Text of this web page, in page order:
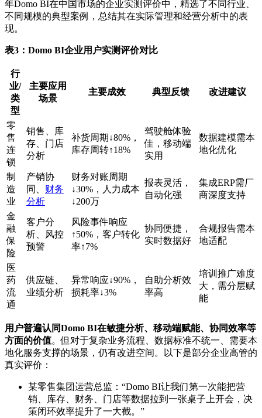
年Domo BI在中国市场的企业实测评价中，精选了不同行业、
不同规模的典型案例，总结其在实际管理和经营分析中的表
现。
表3：Domo BI企业用户实测评价对比
行
业/
类
型
主要应用
场景
主要成效 典型反馈 改进建议
零
售
连
锁
销售、库
存、门店
分析
补货周期↓80%，
库存周转↑18%
驾驶舱体验
佳，移动端
实用
数据建模需本
地化优化
制
造
业
产销协
同、 财务
分析
财务对账周期
↓30%，人力成本
↓200万
报表灵活，
自动化强
集成ERP需厂
商深度支持
金
融
保
险
客户分
析、风控
预警
风险事件响应
↑50%，客户转化
率↑7%
协同便捷，
实时数据好
合规报告需本
地适配
医
药
流
通
供应链、
业绩分析
异常响应↓90%，
损耗率↓3%
自助分析效
率高
培训推广难度
大，需分层赋
能
用户普遍认同Domo BI在敏捷分析、移动端赋能、协同效率等
方面的价值。但对于复杂业务流程、数据标准不统一、需要本
地化服务支撑的场景，仍有改进空间。以下是部分企业高管的
真实评价：
某零售集团运营总监：“Domo BI让我们第一次能把营
销、库存、财务、门店等数据拉到一张桌子上开会，决
策闭环效率提升了一大截。”